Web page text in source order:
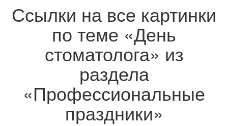
Ссылки на все картинки
по теме «День
стоматолога» из
раздела
«Профессиональные
праздники»